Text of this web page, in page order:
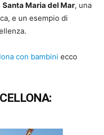
Santa Maria del Mar, una
e un esempio di
con bambini ecco